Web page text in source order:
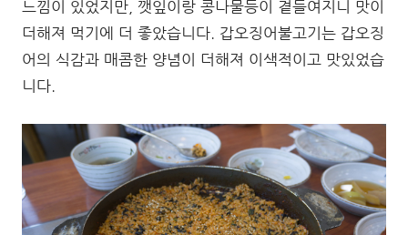
느낌이 있었지만, 깻잎이랑 콩나물등이 곁들여지니 맛이
더해져 먹기에 더 좋았습니다. 갑오징어불고기는 갑오징
어의 식감과 매콤한 양념이 더해져 이색적이고 맛있었습
니다.